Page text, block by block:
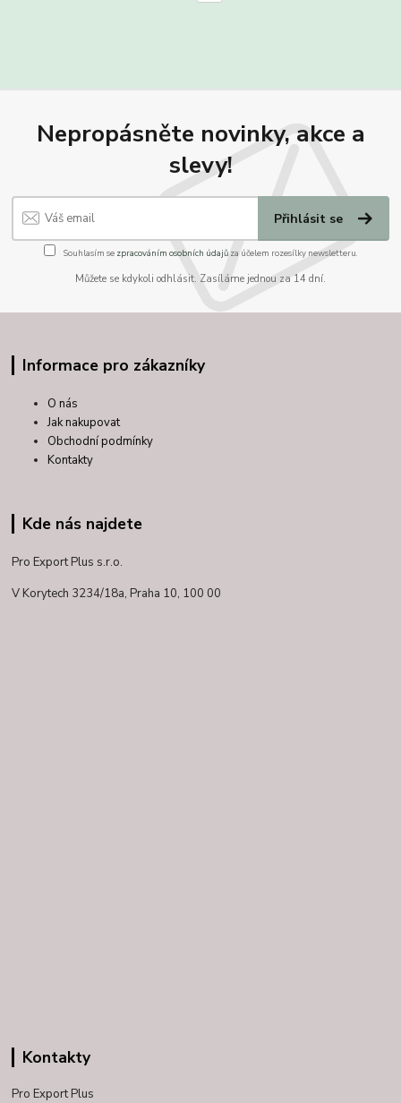
Nepropásněte novinky, akce a
slevy!
Přihlásit se
Souhlasím se zpracováním osobních údajůza účelem rozesílky newsletteru.
Můžete se kdykoli odhlásit. Zasíláme jednou za 14 dní.
Informace pro zákazníky
O nás
Jak nakupovat
Obchodní podmínky
Kontakty
Kde nás najdete
Pro Export Plus s.r.o.
V Korytech 3234/18a, Praha 10, 100 00
Kontakty
Pro Export Plus